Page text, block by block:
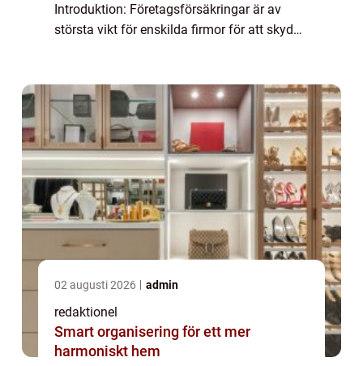
Introduktion: Företagsförsäkringar är av
största vikt för enskilda firmor för att skydda
02 augusti 2026 admin
redaktionel
Smart organisering för ett mer
harmoniskt hem